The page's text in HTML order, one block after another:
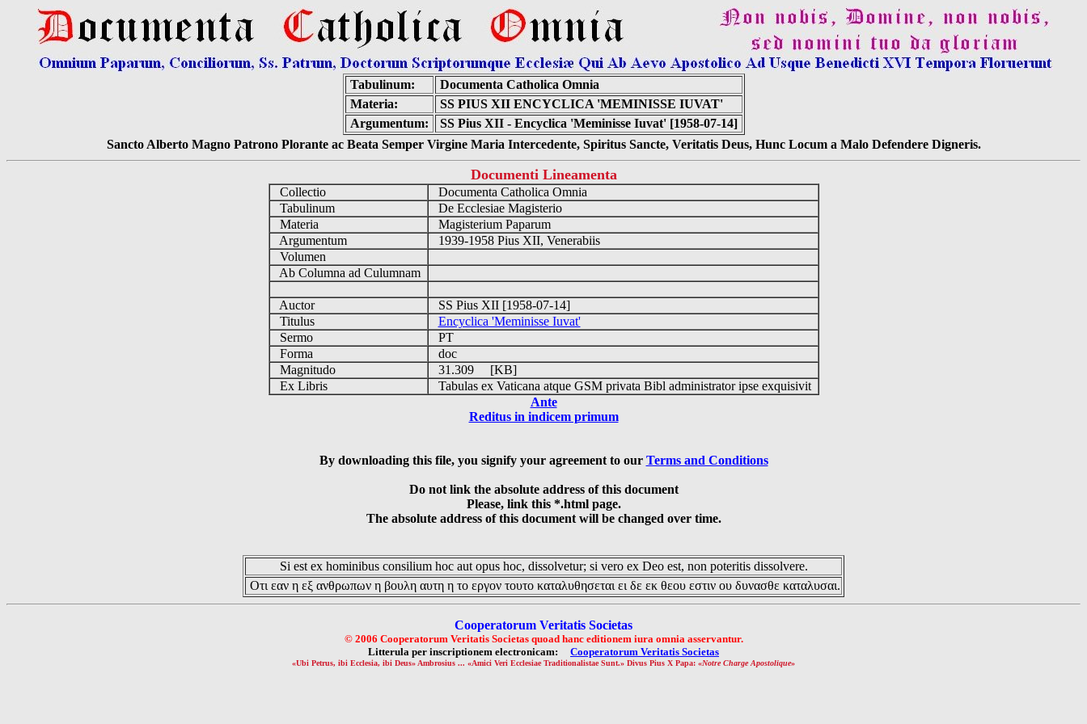
Tabulinum:
Documenta Catholica Omnia
Materia:
SS PIUS XII ENCYCLICA 'MEMINISSE IUVAT'
Argumentum:
SS Pius XII - Encyclica 'Meminisse Iuvat' [1958-07-14]
Sancto Alberto Magno Patrono Plorante ac Beata Semper Virgine Maria Intercedente, Spiritus Sancte, Veritatis Deus, Hunc Locum a Malo Defendere Digneris.
Documenti Lineamenta
Collectio
Documenta Catholica Omnia
Tabulinum
De Ecclesiae Magisterio
Materia
Magisterium Paparum
Argumentum
1939-1958 Pius XII, Venerabiis
Volumen
Ab Columna ad Culumnam
Auctor
SS Pius XII [1958-07-14]
Titulus
Encyclica 'Meminisse Iuvat'
Sermo
PT
Forma
doc
Magnitudo
31.309 [KB]
Ex Libris
Tabulas ex Vaticana atque GSM privata Bibl administrator ipse exquisivit
Ante
Reditus in indicem primum
By downloading this file, you signify your agreement to our Terms and Conditions
Do not link the absolute address of this document
Please, link this *.html page.
The absolute address of this document will be changed over time.
Si est ex hominibus consilium hoc aut opus hoc, dissolvetur; si vero ex Deo est, non poteritis dissolvere.
Οτι εαν η εξ ανθρωπων η βουλη αυτη η το εργον τουτο καταλυθησεται ει δε εκ θεου εστιν ου δυνασθε καταλυσαι.
Cooperatorum Veritatis Societas
© 2006 Cooperatorum Veritatis Societas quoad hanc editionem iura omnia asservantur.
Litterula per inscriptionem electronicam: Cooperatorum Veritatis Societas
«Ubi Petrus, ibi Ecclesia, ibi Deus» Ambrosius ... «Amici Veri Ecclesiae Traditionalistae Sunt.» Divus Pius X Papa: «Notre Charge Apostolique»